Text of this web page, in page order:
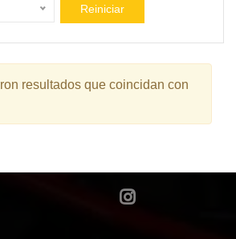
Reiniciar
resultados que coincidan con